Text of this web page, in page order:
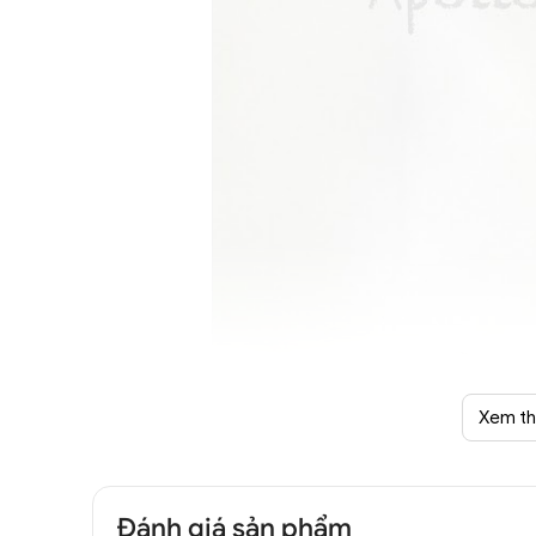
Xem
Đánh giá sản phẩm